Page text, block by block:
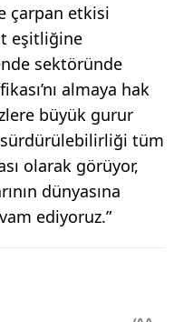
çarpan etkisi
eşitliğine
sektöründe
almaya hak
büyük gurur
sürdürülebilirliği tüm
olarak görüyor,
dünyasına
ediyoruz.”